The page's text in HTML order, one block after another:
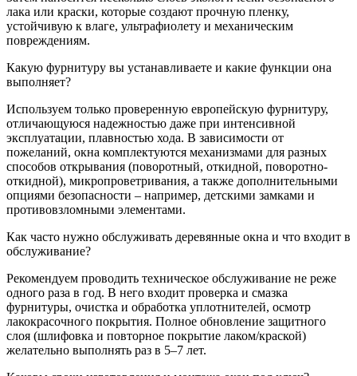
лака или краски, которые создают прочную пленку,
устойчивую к влаге, ультрафиолету и механическим
повреждениям.
Какую фурнитуру вы устанавливаете и какие функции она
выполняет?
Используем только проверенную европейскую фурнитуру,
отличающуюся надежностью даже при интенсивной
эксплуатации, плавностью хода. В зависимости от
пожеланий, окна комплектуются механизмами для разных
способов открывания (поворотный, откидной, поворотно-
откидной), микропроветривания, а также дополнительными
опциями безопасности – например, детскими замками и
противовзломными элементами.
Как часто нужно обслуживать деревянные окна и что входит в
обслуживание?
Рекомендуем проводить техническое обслуживание не реже
одного раза в год. В него входит проверка и смазка
фурнитуры, очистка и обработка уплотнителей, осмотр
лакокрасочного покрытия. Полное обновление защитного
слоя (шлифовка и повторное покрытие лаком/краской)
желательно выполнять раз в 5–7 лет.